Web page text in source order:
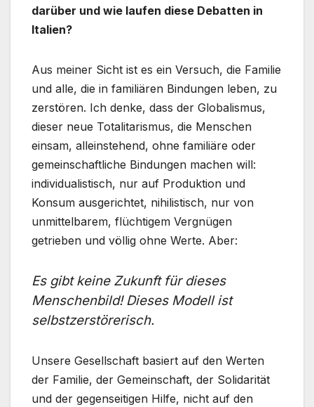
darüber und wie laufen diese Debatten in
Italien?
Aus meiner Sicht ist es ein Versuch, die Familie
und alle, die in familiären Bindungen leben, zu
zerstören. Ich denke, dass der Globalismus,
dieser neue Totalitarismus, die Menschen
einsam, alleinstehend, ohne familiäre oder
gemeinschaftliche Bindungen machen will:
individualistisch, nur auf Produktion und
Konsum ausgerichtet, nihilistisch, nur von
unmittelbarem, flüchtigem Vergnügen
getrieben und völlig ohne Werte. Aber:
Es gibt keine Zukunft für dieses
Menschenbild! Dieses Modell ist
selbstzerstörerisch.
Unsere Gesellschaft basiert auf den Werten
der Familie, der Gemeinschaft, der Solidarität
und der gegenseitigen Hilfe, nicht auf den